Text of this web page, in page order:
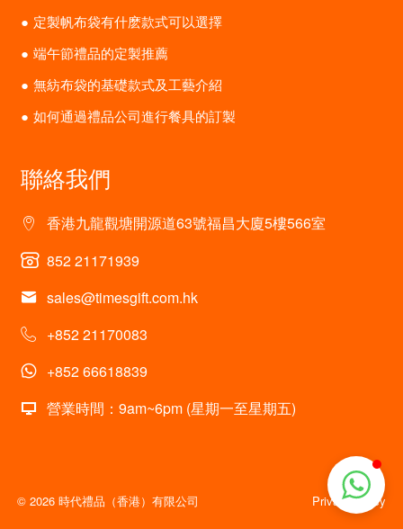
定製帆布袋有什麽款式可以選擇
端午節禮品的定製推薦
無紡布袋的基礎款式及工藝介紹
如何通過禮品公司進行餐具的訂製
聯絡我們
香港九龍觀塘開源道63號福昌大廈5樓566室
852 21171939
sales@timesgift.com.hk
+852 21170083
+852 66618839
營業時間：9am~6pm (星期一至星期五)
© 2026 時代禮品（香港）有限公司 Privacy policy